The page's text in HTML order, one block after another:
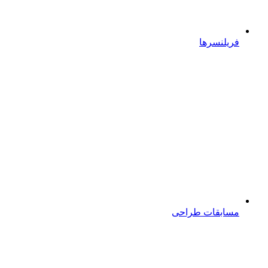
فریلنسرها
مسابقات طراحی